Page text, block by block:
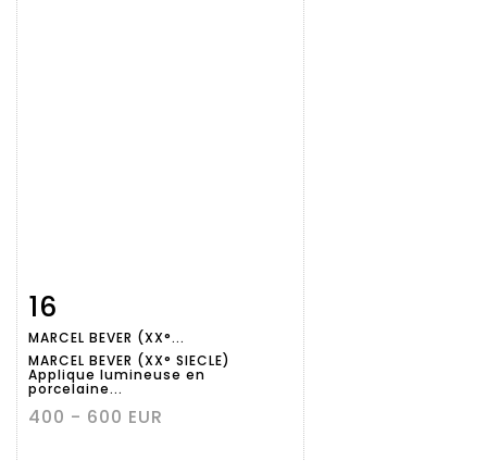
détaillée
16
MARCEL BEVER (XX°...
MARCEL BEVER (XX° SIECLE)
Applique lumineuse en
porcelaine...
400 - 600 EUR